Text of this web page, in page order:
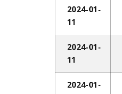
2024-01-
11
2024-01-
11
2024-01-